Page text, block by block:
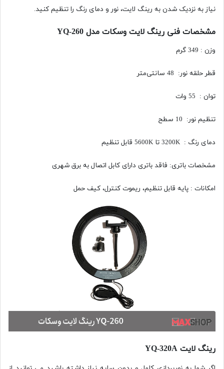
نیاز به نزدیک شدن به رینگ لایت، نور و دمای رنگ را تنظیم کنید.
مشخصات فنی رینگ لایت وسکات مدل YQ-260
وزن : 349 گرم
قطر حلقه نور: 48 سانتی‌متر
توان : 55 وات
تنظیم نور: 10 سطح
دمای رنگ : 3200K تا 5600K قابل تنظیم
مشخصات باتری: فاقد باتری دارای کابل اتصال به برق شهری
امکانات : پایه قابل تنظیم، ریموت کنترل، کیف حمل
رینگ لایت YQ-320A